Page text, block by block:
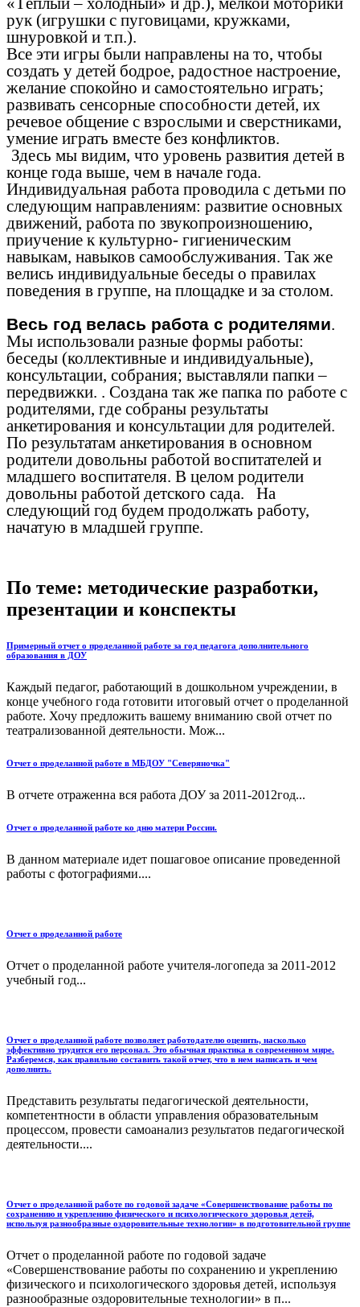
рук (игрушки с пуговицами, кружками,
шнуровкой и т.п.).
Все эти игры были направлены на то, чтобы
создать у детей бодрое, радостное настроение,
желание спокойно и самостоятельно играть;
развивать сенсорные способности детей, их
речевое общение с взрослыми и сверстниками,
умение играть вместе без конфликтов.
Здесь мы видим, что уровень развития детей в
конце года выше, чем в начале года.
Индивидуальная работа проводила с детьми по
следующим направлениям: развитие основных
движений, работа по звукопроизношению,
приучение к культурно- гигиеническим
навыкам, навыков самообслуживания. Так же
велись индивидуальные беседы о правилах
поведения в группе, на площадке и за столом.
Весь год велась работа с родителями.
Мы использовали разные формы работы:
беседы (коллективные и индивидуальные),
консультации, собрания; выставляли папки –
передвижки. . Создана так же папка по работе с
родителями, где собраны результаты
анкетирования и консультации для родителей.
По результатам анкетирования в основном
родители довольны работой воспитателей и
младшего воспитателя. В целом родители
довольны работой детского сада. На
следующий год будем продолжать работу,
начатую в младшей группе.
По теме: методические разработки,
презентации и конспекты
Примерный отчет о проделанной работе за год педагога дополнительного
образования в ДОУ
Каждый педагог, работающий в дошкольном учреждении, в
конце учебного года готовити итоговый отчет о проделанной
работе. Хочу предложить вашему вниманию свой отчет по
театрализованной деятельности. Мож...
Отчет о проделанной работе в МБДОУ "Северяночка"
В отчете отраженна вся работа ДОУ за 2011-2012год...
Отчет о проделанной работе ко дню матери России.
В данном материале идет пошаговое описание проведенной
работы с фотографиями....
Отчет о проделанной работе
Отчет о проделанной работе учителя-логопеда за 2011-2012
учебный год...
Отчет о проделанной работе позволяет работодателю оценить, насколько
эффективно трудится его персонал. Это обычная практика в современном мире.
Разберемся, как правильно составить такой отчет, что в нем написать и чем
дополнить.
Представить результаты педагогической деятельности,
компетентности в области управления образовательным
процессом, провести самоанализ результатов педагогической
деятельности....
Отчет о проделанной работе по годовой задаче «Совершенствование работы по
сохранению и укреплению физического и психологического здоровья детей,
используя разнообразные оздоровительные технологии» в подготовительной группе
Отчет о проделанной работе по годовой задаче
«Совершенствование работы по сохранению и укреплению
физического и психологического здоровья детей, используя
разнообразные оздоровительные технологии» в п...